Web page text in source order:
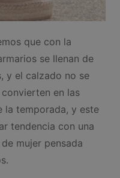
que con la
se llenan de
y el calzado no se
en las
la temporada, y este
tendencia con una
mujer pensada